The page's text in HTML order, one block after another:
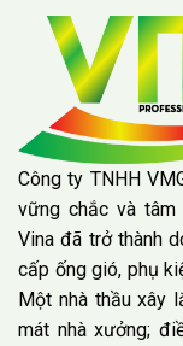
Công ty TNHH
vững chắc và tâm
Vina đã trở thành
cấp ống gió, phụ
Một nhà thầu xây
mát nhà xưởng;